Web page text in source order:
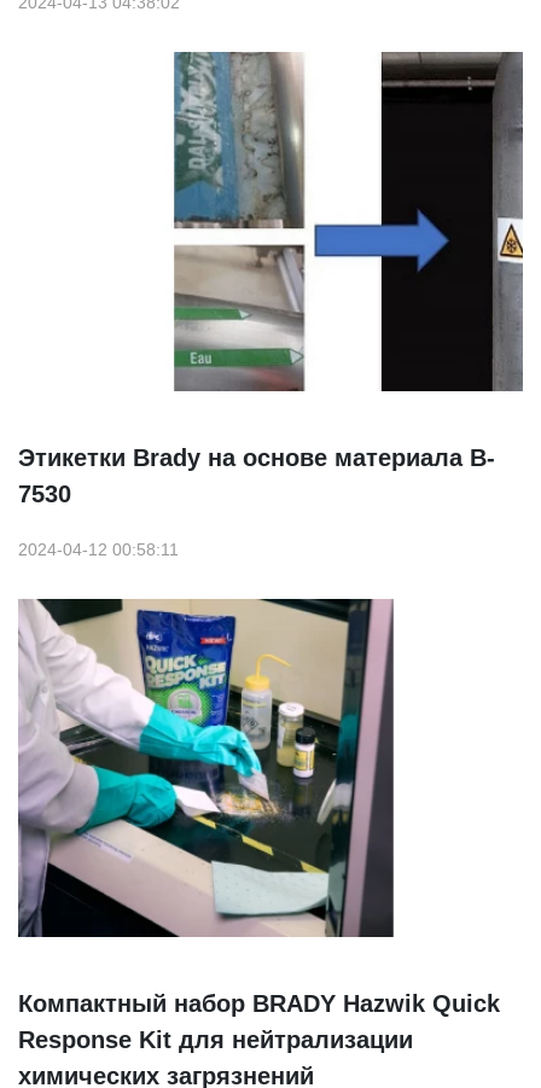
Этикетки Brady на основе материала B-
7530
2024-04-12 00:58:11
Компактный набор BRADY Hazwik Quick
Response Kit для нейтрализации
химических загрязнений